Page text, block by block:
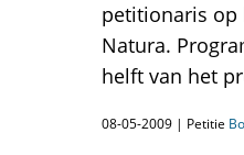
petitionaris op
Natura.
helft van het
08-05-2009 | Petitie